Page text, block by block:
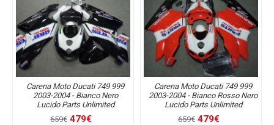
Carena Moto Ducati 749 999
2003-2004 - Bianco Nero
Lucido Parts Unlimited
659€ 479€
Carena Moto Ducati 749 999
2003-2004 - Bianco Rosso Nero
Lucido Parts Unlimited
659€ 479€